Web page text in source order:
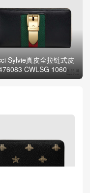
Sylvie真皮全拉链式皮
CWLSG 1060